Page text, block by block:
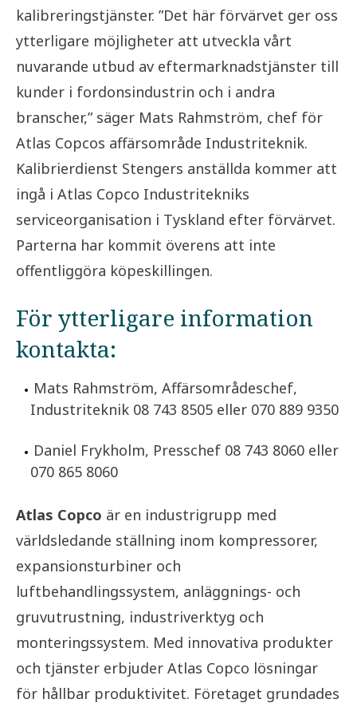
kalibreringstjänster. ”Det här förvärvet ger oss
ytterligare möjligheter att utveckla vårt
nuvarande utbud av eftermarknadstjänster till
kunder i fordonsindustrin och i andra
branscher,” säger Mats Rahmström, chef för
Atlas Copcos affärsområde Industriteknik.
Kalibrierdienst Stengers anställda kommer att
ingå i Atlas Copco Industritekniks
serviceorganisation i Tyskland efter förvärvet.
Parterna har kommit överens att inte
offentliggöra köpeskillingen.
För ytterligare information
kontakta:
Mats Rahmström, Affärsområdeschef,
Industriteknik 08 743 8505 eller 070 889 9350
Daniel Frykholm, Presschef 08 743 8060 eller
070 865 8060
Atlas Copco är en industrigrupp med
världsledande ställning inom kompressorer,
expansionsturbiner och
luftbehandlingssystem, anläggnings- och
gruvutrustning, industriverktyg och
monteringssystem. Med innovativa produkter
och tjänster erbjuder Atlas Copco lösningar
för hållbar produktivitet. Företaget grundades